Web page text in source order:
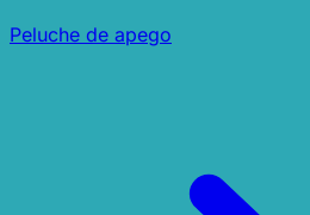
Peluche de apego